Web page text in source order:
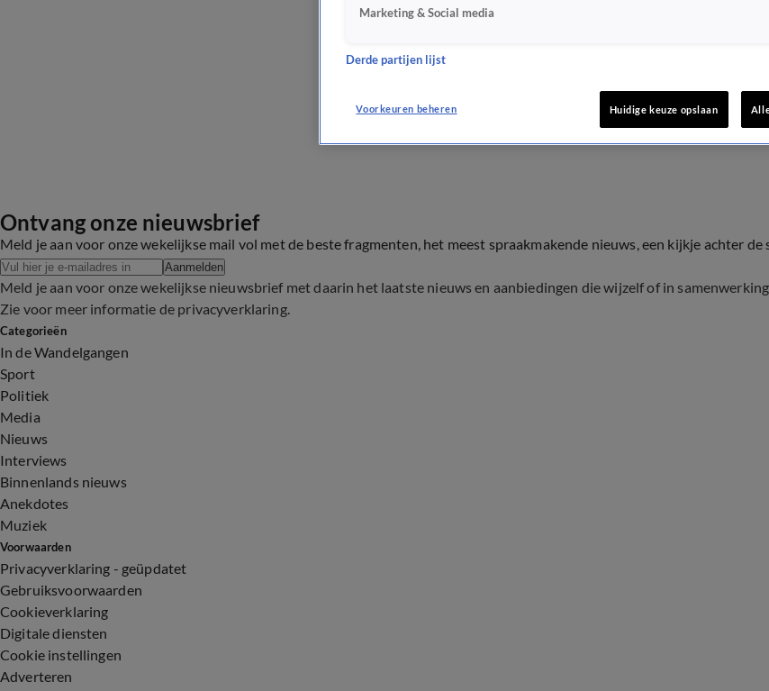
Ontvang onze nieuwsbrief
Meld je aan voor onze wekelijkse mail vol met de beste fragmenten, het meest spraakmakende nieuws, een kijkje achter de
Aanmelden
Meld je aan voor onze wekelijkse nieuwsbrief met daarin het laatste nieuws en aanbiedingen die wijzelf of in
Zie voor meer informatie de privacyverklaring.
Categorieën
In de Wandelgangen
Sport
Politiek
Media
Nieuws
Interviews
Binnenlands nieuws
Anekdotes
Muziek
Voorwaarden
Privacyverklaring - geüpdatet
Gebruiksvoorwaarden
Cookieverklaring
Digitale diensten
Cookie instellingen
Adverteren
Marketing & Social media
Derde partijen lijst
Voorkeuren beheren Huidige keuze opslaan